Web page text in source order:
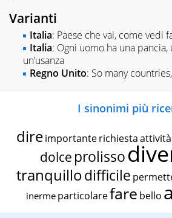
Varianti
Italia: Paese che vai, come vedi
Italia: Ogni uomo ha una pancia,
un’usanza
Regno Unito: So many
I sinonimi più
dire importante richiestaattività
dolce prolisso
tranquillodifficile
inerme particolarefare bello